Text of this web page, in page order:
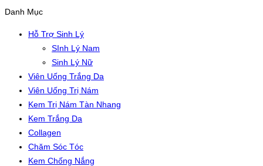
Danh Mục
Hỗ Trợ Sinh Lý
SInh Lý Nam
Sinh Lý Nữ
Viên Uống Trắng Da
Viên Uống Trị Nám
Kem Trị Nám Tàn Nhang
Kem Trắng Da
Collagen
Chăm Sóc Tóc
Kem Chống Nắng